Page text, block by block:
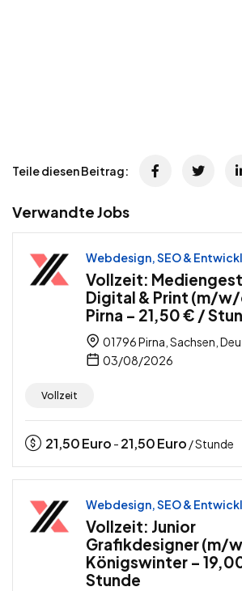
Teile diesen Beitrag:
Verwandte Jobs
Webdesign, SEO &
Vollzeit:
Digital & Print (m/
Pirna – 21,50 € /
01796 Pirna, Sachsen,
03/08/2026
Vollzeit
21,50Euro - 21,50Euro / Stunde
Webdesign, SEO &
Vollzeit: Junior
Grafikdesigner (m/
Königswinter –
Stunde